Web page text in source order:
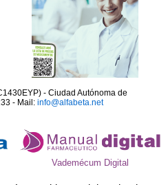
- Ciudad Autónoma de
- Mail: info@alfabeta.net
Vademécum Digital